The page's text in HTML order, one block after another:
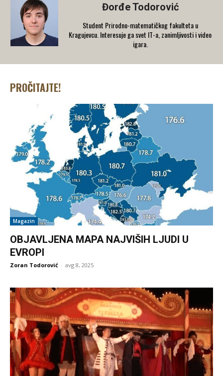
Đorđe Todorović
Student Prirodno-matematičkog fakulteta u
Kragujevcu. Interesuje ga svet IT-a, zanimljivosti i video
igara.
PROČITAJTE!
Magazin
OBJAVLJENA MAPA NAJVIŠIH LJUDI U
EVROPI
Zoran Todorović - avg 8, 2025